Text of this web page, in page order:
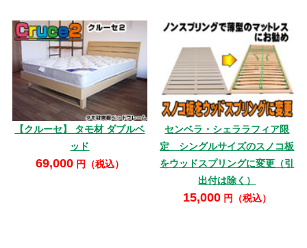
【クルーセ】 タモ材 ダブルベ
ッド
69,000円（税込）
センベラ・シェララフィア限
定 シングルサイズのスノコ板
をウッドスプリングに変更（引
出付は除く）
15,000円（税込）